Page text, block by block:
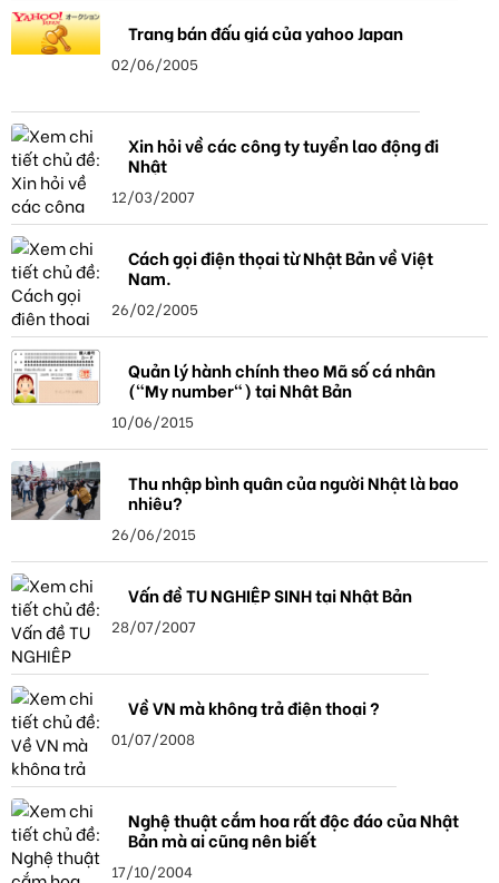
Trang bán đấu giá của yahoo Japan
02/06/2005
Xin hỏi về các công ty tuyển lao động đi
Nhật
12/03/2007
Cách gọi điện thọai từ Nhật Bản về Việt
Nam.
26/02/2005
Quản lý hành chính theo Mã số cá nhân
("My number") tại Nhật Bản
10/06/2015
Thu nhập bình quân của người Nhật là bao
nhiêu?
26/06/2015
Vấn đề TU NGHIỆP SINH tại Nhật Bản
28/07/2007
Về VN mà không trả điện thoại ?
01/07/2008
Nghệ thuật cắm hoa rất độc đáo của Nhật
Bản mà ai cũng nên biết
17/10/2004